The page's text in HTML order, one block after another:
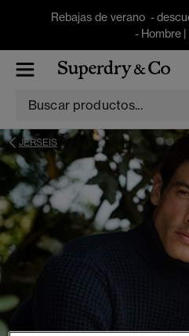
Rebajas de verano -
- Hombre|
JERSEIS